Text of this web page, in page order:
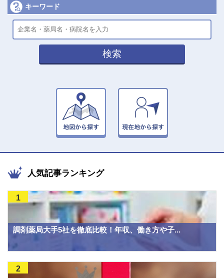
キーワード
検索
人気記事ランキング
調剤薬局大手5社を徹底比較！年収、働き方や子...
1
2